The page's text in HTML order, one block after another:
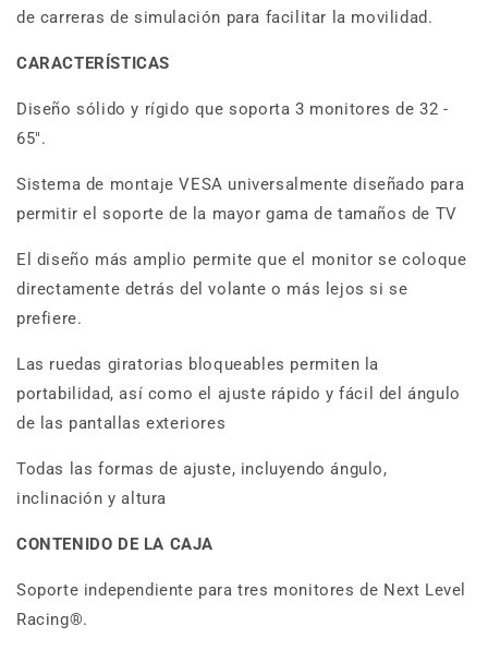
de carreras de simulación para facilitar la movilidad.
CARACTERÍSTICAS
Diseño sólido y rígido que soporta 3 monitores de 32 -
65".
Sistema de montaje VESA universalmente diseñado para
permitir el soporte de la mayor gama de tamaños de TV
El diseño más amplio permite que el monitor se coloque
directamente detrás del volante o más lejos si se
prefiere.
Las ruedas giratorias bloqueables permiten la
portabilidad, así como el ajuste rápido y fácil del ángulo
de las pantallas exteriores
Todas las formas de ajuste, incluyendo ángulo,
inclinación y altura
CONTENIDO DE LA CAJA
Soporte independiente para tres monitores de Next Level
Racing®.